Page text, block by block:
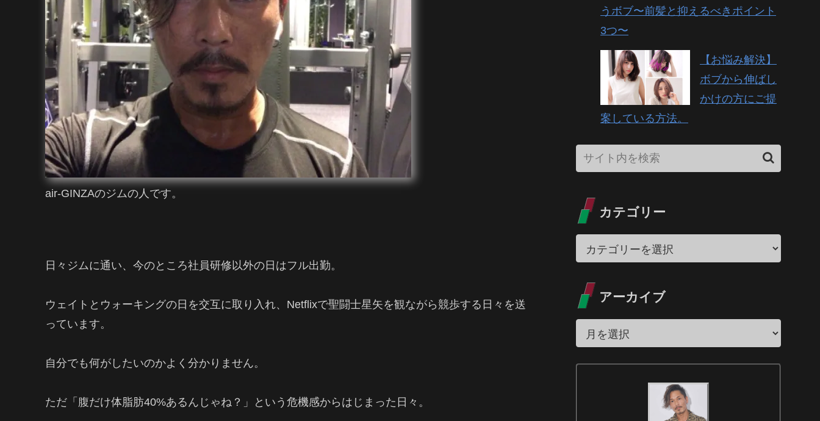
air-GINZAのジムの人です。
日々ジムに通い、今のところ社員研修以外の日はフル出勤。
ウェイトとウォーキングの日を交互に取り入れ、Netflixで聖闘士星矢を観ながら競歩する日々を送
っています。
自分でも何がしたいのかよく分かりません。
ただ「腹だけ体脂肪40%あるんじゃね？」という危機感からはじまった日々。
うボブ〜前髪と抑えるべきポイント
3つ〜
【お悩み解決】
ボブから伸ばし
かけの方にご提
案している方法。
カテゴリー
アーカイブ